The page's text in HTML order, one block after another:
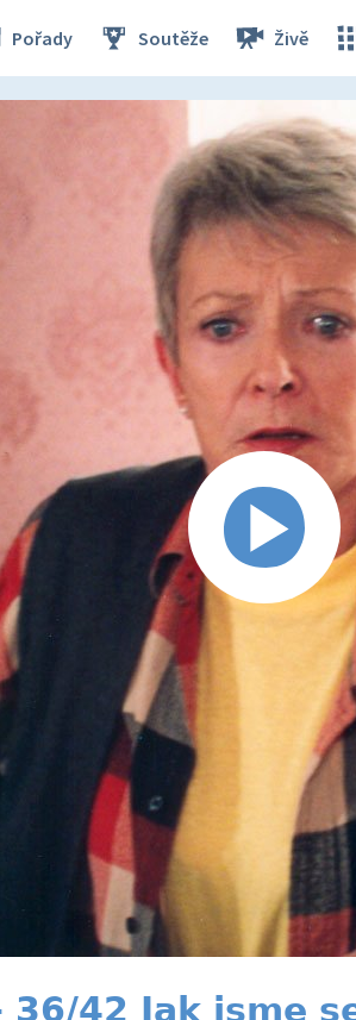
Pořady Soutěže Živě
42 Jak jsme